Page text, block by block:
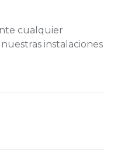
cualquier
instalaciones